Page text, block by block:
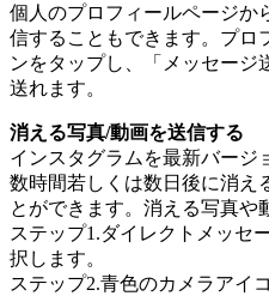
個人のプロフィールページか
信することもできます。プ
ンをタップし、「メッセージ
送れます。
消える写真/動画を送信する
インスタグラムを最新バージ
数時間若しくは数日後に消え
とができます。消える写真や
ステップ1.ダイレクトメッセ
択します。
ステップ2.青色のカメラアイ